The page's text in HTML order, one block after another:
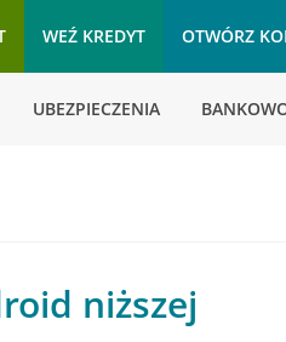
WEŹ KREDYT OTWÓRZ
UBEZPIECZENIA
niższej